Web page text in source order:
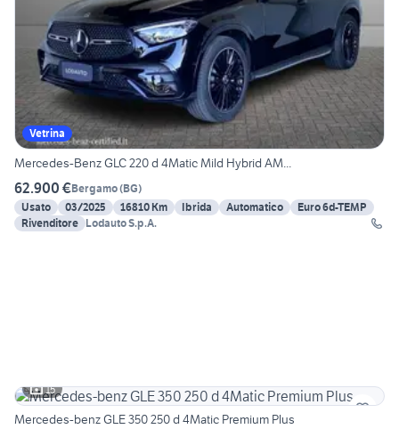
Vetrina
Mercedes-Benz GLC 220 d 4Matic Mild Hybrid AM...
62.900 €Bergamo(BG)
Usato
03/2025 16810 Km Ibrida Automatico
Euro 6d-TEMP
Rivenditore Lodauto S.p.A.
15
Mercedes-benz GLE 350 250 d 4Matic Premium Plus